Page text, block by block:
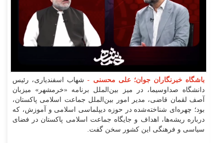
باشگاه خبرنگاران جوان؛ علی محسنی - شهاب اسفندیاری، رئیس
دانشگاه صداوسیما، در میز بین‌الملل برنامه «خرمشهر» میزبان
آصف لقمان قاضی، مدیر امور بین‌الملل جماعت اسلامی پاکستان،
بود؛ چهره‌ای شناخته‌شده در حوزه دیپلماسی اسلامی و آموزش، که
درباره ریشه‌ها، اهداف و جایگاه جماعت اسلامی پاکستان در فضای
سیاسی و فرهنگی این کشور سخن گفت.